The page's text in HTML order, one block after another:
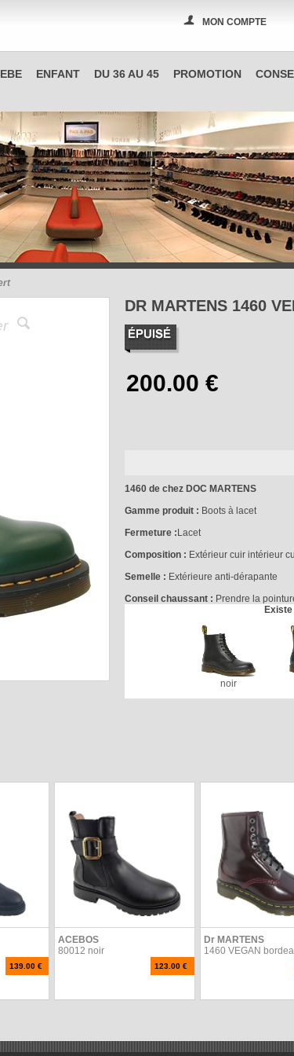
MON COMPTE
ENFANT DU 36 AU 45 PROMOTION
DR MARTENS 1460
1460 de chez DOC MARTENS
Gamme produit : Boots à lacet
Fermeture : Lacet
Composition : Extérieur cuir intérieur
Semelle : Extérieure anti-dérapante
Conseil chaussant : Prendre la
noir
139.00 €
ACEBOS
80012 noir
123.00 €
Dr MARTENS
1460 VEGAN